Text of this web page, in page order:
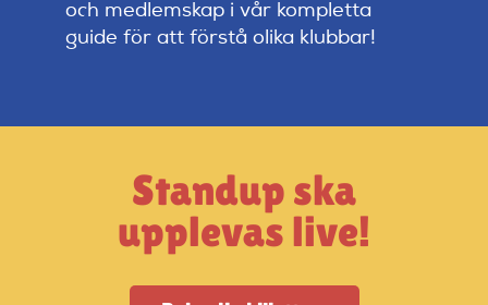
Tidigare lineup
StandUpSverige PODDEN
och medlemskap i vår kompletta
guide för att förstå olika klubbar!
Standup ska
upplevas live!